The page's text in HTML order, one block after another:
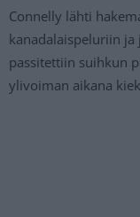
Connelly lähti
kanadalaispeluriin ja
passitettiin suihkun
ylivoiman aikana